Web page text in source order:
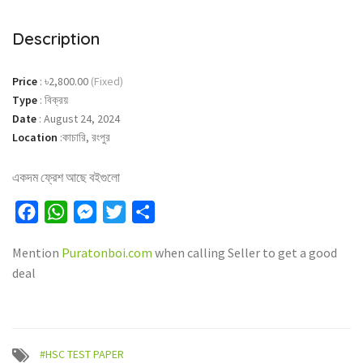
Description
Price : ৳2,800.00 (Fixed)
Type : বিক্রয়
Date : August 24, 2024
Location :কাচারি, রংপুর
একদম ফ্রেশ আছে বইগুলো
FacebookWhatsAppMessenger
Twitter
Mention Puratonboi.com when calling Seller to get a good
deal
#HSC TEST PAPER